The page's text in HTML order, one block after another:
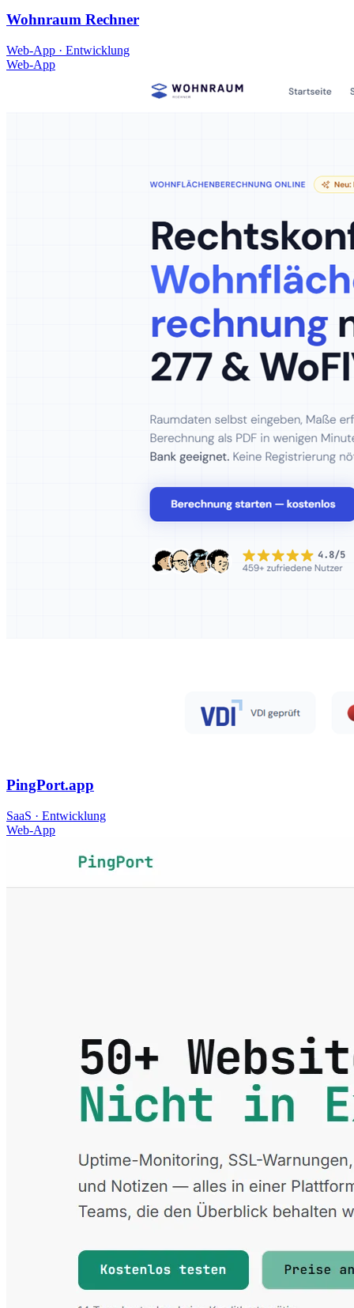
Wohnraum Rechner
Web-App · Entwicklung
Web-App
PingPort.app
SaaS · Entwicklung
Web-App